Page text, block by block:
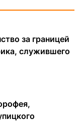
за границей
служившего